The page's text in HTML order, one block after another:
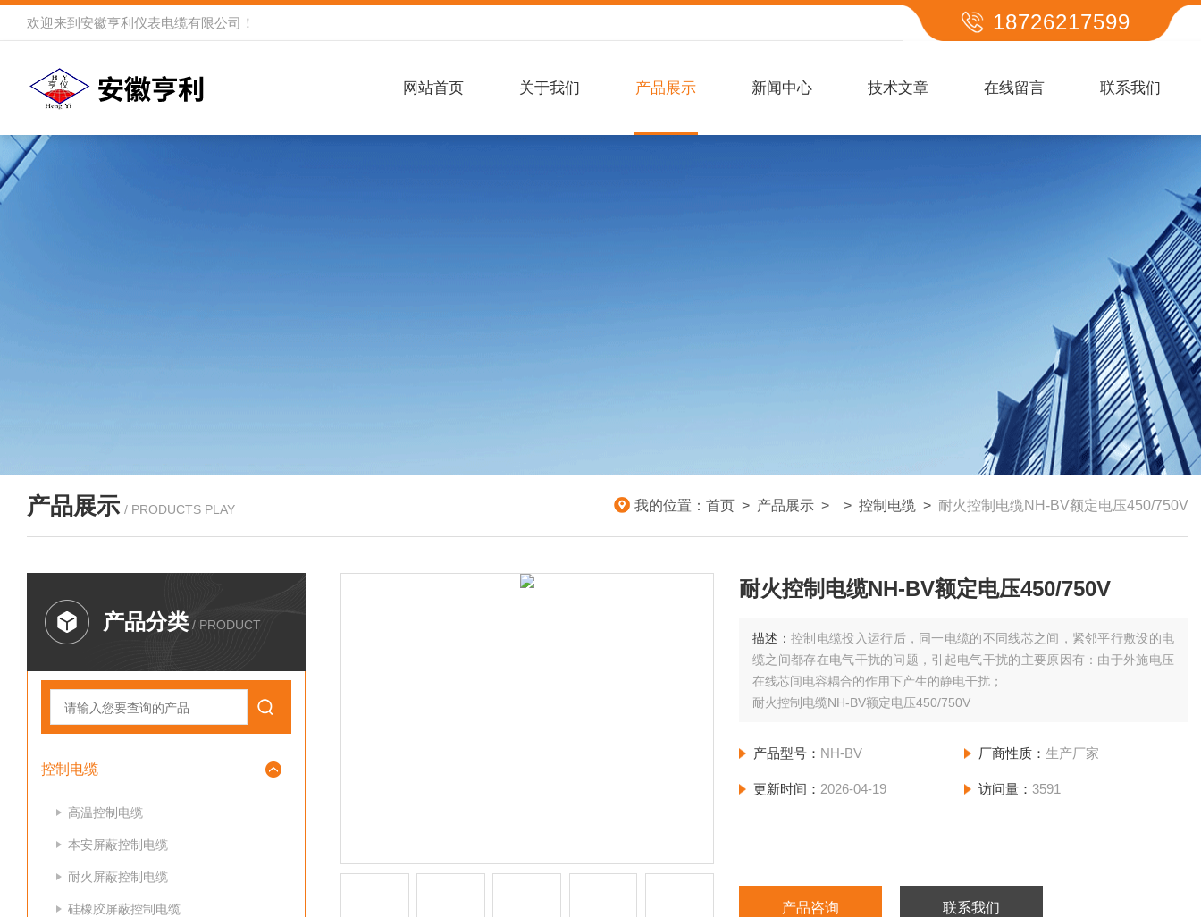
欢迎来到 安徽亨利仪表电缆有限公司 ！ 18726217599
网站首页 关于我们 产品展示 新闻中心 技术文章 在线留言 联系我们
产品展示 / PRODUCTS PLAY 我的位置： 首页 > 产品展示 > > 控制电缆 > 耐火控制电缆NH-BV额定电压450/750V
产品分类 / PRODUCT
控制电缆
高温控制电缆
本安屏蔽控制电缆
耐火屏蔽控制电缆
硅橡胶屏蔽控制电缆
耐火控制电缆NH-BV额定电压450/750V
描述：控制电缆投入运行后，同一电缆的不同线芯之间，紧邻平行敷设的电
缆之间都存在电气干扰的问题，引起电气干扰的主要原因有：由于外施电压
在线芯间电容耦合的作用下产生的静电干扰；
耐火控制电缆NH-BV额定电压450/750V
产品型号： NH-BV 厂商性质： 生产厂家
更新时间： 2026-04-19 访问量： 3591
产品咨询 联系我们